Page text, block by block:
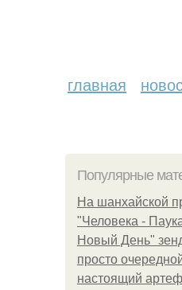
главная
Популярные
На шанхайской
"Человека -
Новый День"
просто
настоящий